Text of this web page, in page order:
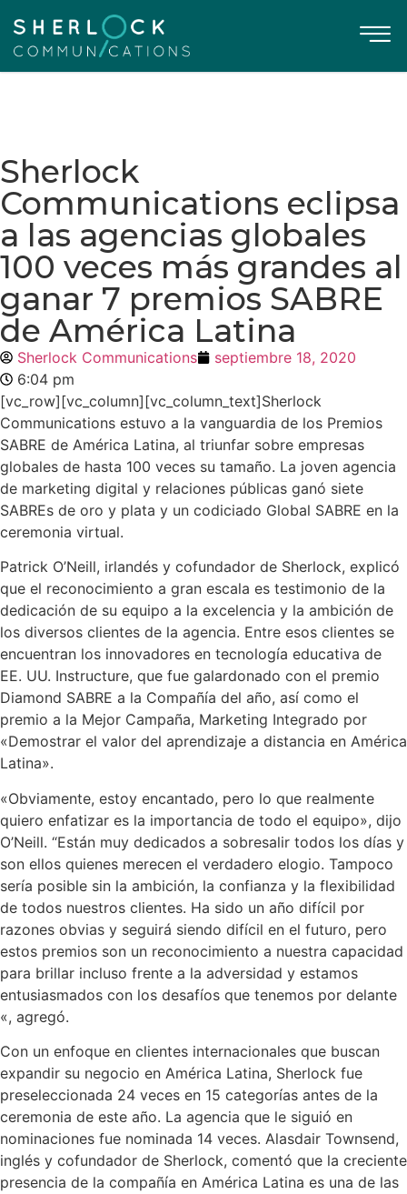
Sherlock
Communications eclipsa
a las agencias globales
100 veces más grandes al
ganar 7 premios SABRE
de América Latina
Sherlock Communications
septiembre 18, 2020
6:04 pm
[vc_row][vc_column][vc_column_text]Sherlock
Communications estuvo a la vanguardia de los Premios
SABRE de América Latina, al triunfar sobre empresas
globales de hasta 100 veces su tamaño. La joven agencia
de marketing digital y relaciones públicas ganó siete
SABREs de oro y plata y un codiciado Global SABRE en la
ceremonia virtual.
Patrick O’Neill, irlandés y cofundador de Sherlock, explicó
que el reconocimiento a gran escala es testimonio de la
dedicación de su equipo a la excelencia y la ambición de
los diversos clientes de la agencia. Entre esos clientes se
encuentran los innovadores en tecnología educativa de
EE. UU. Instructure, que fue galardonado con el premio
Diamond SABRE a la Compañía del año, así como el
premio a la Mejor Campaña, Marketing Integrado por
«Demostrar el valor del aprendizaje a distancia en América
Latina».
«Obviamente, estoy encantado, pero lo que realmente
quiero enfatizar es la importancia de todo el equipo», dijo
O’Neill. “Están muy dedicados a sobresalir todos los días y
son ellos quienes merecen el verdadero elogio. Tampoco
sería posible sin la ambición, la confianza y la flexibilidad
de todos nuestros clientes. Ha sido un año difícil por
razones obvias y seguirá siendo difícil en el futuro, pero
estos premios son un reconocimiento a nuestra capacidad
para brillar incluso frente a la adversidad y estamos
entusiasmados con los desafíos que tenemos por delante
«, agregó.
Con un enfoque en clientes internacionales que buscan
expandir su negocio en América Latina, Sherlock fue
preseleccionada 24 veces en 15 categorías antes de la
ceremonia de este año. La agencia que le siguió en
nominaciones fue nominada 14 veces. Alasdair Townsend,
inglés y cofundador de Sherlock, comentó que la creciente
presencia de la compañía en América Latina es una de las